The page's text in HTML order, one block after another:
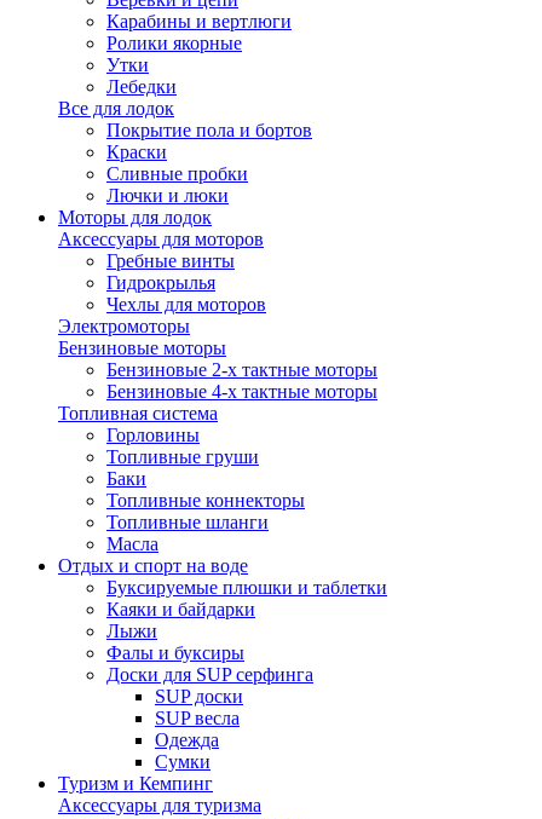
Карабины и вертлюги
Ролики якорные
Утки
Лебедки
Все для лодок
Покрытие пола и бортов
Краски
Сливные пробки
Лючки и люки
Моторы для лодок
Аксессуары для моторов
Гребные винты
Гидрокрылья
Чехлы для моторов
Электромоторы
Бензиновые моторы
Бензиновые 2-х тактные моторы
Бензиновые 4-х тактные моторы
Топливная система
Горловины
Топливные груши
Баки
Топливные коннекторы
Топливные шланги
Масла
Отдых и спорт на воде
Буксируемые плюшки и таблетки
Каяки и байдарки
Лыжи
Фалы и буксиры
Доски для SUP серфинга
SUP доски
SUP весла
Одежда
Сумки
Туризм и Кемпинг
Аксессуары для туризма